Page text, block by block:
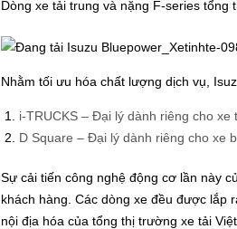
Dòng xe tải trung và nặng F-series tổng
Nhằm tối ưu hóa chất lượng dịch vụ,
i-TRUCKS – Đại lý dành riêng cho xe
D Square – Đại lý dành riêng cho xe
Sự cải tiến công nghệ động cơ lần này
khách hàng. Các dòng xe đều được lắp
nội địa hóa của tổng thị trường xe tải Việt